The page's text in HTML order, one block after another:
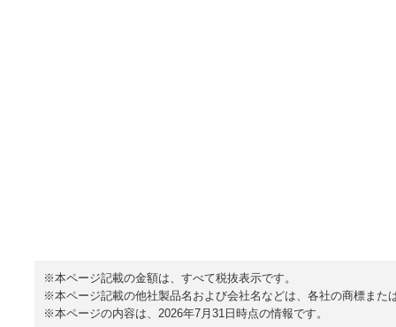
※本ページ記載の金額は、すべて税抜表示です。
※本ページ記載の他社製品名および会社名などは、各社の商標また
※本ページの内容は、2026年7月31日時点の情報です。